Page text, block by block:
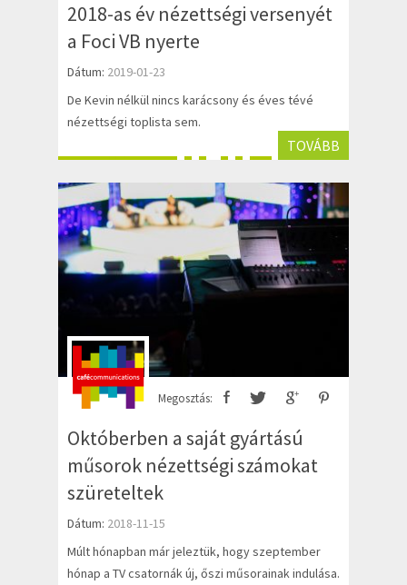
2018-as év nézettségi versenyét
a Foci VB nyerte
Dátum: 2019-01-23
De Kevin nélkül nincs karácsony és éves tévé
nézettségi toplista sem.
TOVÁBB
Megosztás:
Októberben a saját gyártású
műsorok nézettségi számokat
szüreteltek
Dátum: 2018-11-15
Múlt hónapban már jeleztük, hogy szeptember
hónap a TV csatornák új, őszi műsorainak indulása.